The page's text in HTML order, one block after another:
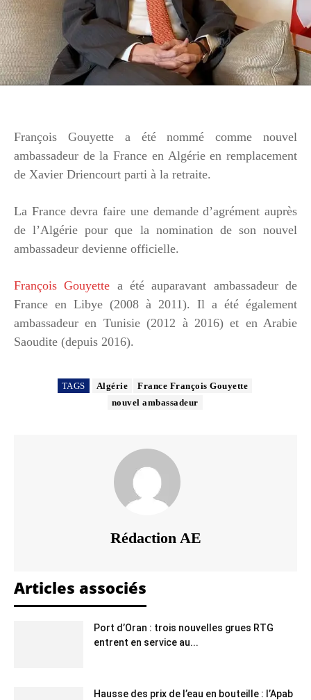
François Gouyette a été nommé comme nouvel
ambassadeur de la France en Algérie en remplacement
de Xavier Driencourt parti à la retraite.
La France devra faire une demande d’agrément auprès
de l’Algérie pour que la nomination de son nouvel
ambassadeur devienne officielle.
François Gouyette a été auparavant ambassadeur de
France en Libye (2008 à 2011). Il a été également
ambassadeur en Tunisie (2012 à 2016) et en Arabie
Saoudite (depuis 2016).
TAGS Algérie
France François Gouyette
nouvel ambassadeur
Rédaction AE
Articles associés
Port d’Oran : trois nouvelles grues RTG
entrent en service au...
Hausse des prix de l’eau en bouteille : l’Apab